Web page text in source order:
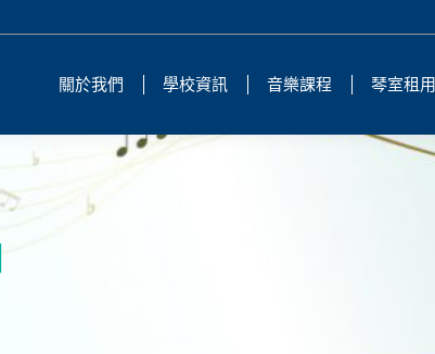
關於我們 學校資訊 音樂課程 琴室租用